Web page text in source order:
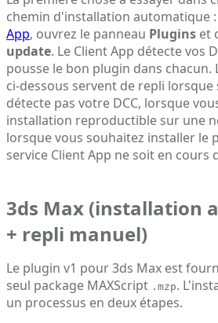
chemin d'installation automatique
App, ouvrez le panneau Plugins et
update. Le Client App détecte vos
pousse le bon plugin dans chacun.
ci-dessous servent de repli
détecte pas votre DCC, lorsque
installation reproductible sur une
lorsque vous souhaitez installer le
service Client App ne soit en cours
3ds Max (installation
+ repli manuel)
Le plugin v1 pour 3ds Max est
seul package MAXScript .mzp.
un processus en deux étapes.